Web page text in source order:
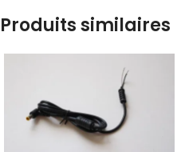
Produits similaires